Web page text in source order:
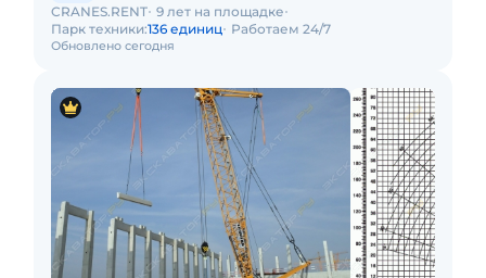
Обновлено сегодня
CRANES.RENT 9 лет на площадке
Парк техники:136 единиц Работаем 24/7